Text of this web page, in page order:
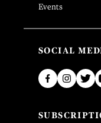
Events
SOCIAL